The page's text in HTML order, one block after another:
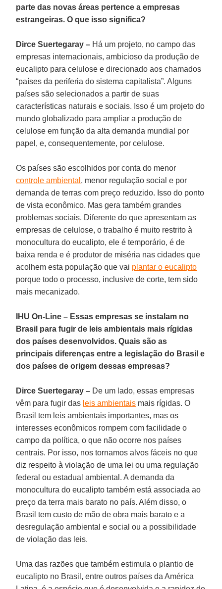
parte das novas áreas pertence a empresas
estrangeiras. O que isso significa?
Dirce Suertegaray – Há um projeto, no campo das
empresas internacionais, ambicioso da produção de
eucalipto para celulose e direcionado aos chamados
“países da periferia do sistema capitalista”. Alguns
países são selecionados a partir de suas
características naturais e sociais. Isso é um projeto do
mundo globalizado para ampliar a produção de
celulose em função da alta demanda mundial por
papel, e, consequentemente, por celulose.
Os países são escolhidos por conta do menor
controle ambiental , menor regulação social e por
demanda de terras com preço reduzido. Isso do ponto
de vista econômico. Mas gera também grandes
problemas sociais. Diferente do que apresentam as
empresas de celulose, o trabalho é muito restrito à
monocultura do eucalipto, ele é temporário, é de
baixa renda e é produtor de miséria nas cidades que
acolhem esta população que vai plantar o eucalipto
porque todo o processo, inclusive de corte, tem sido
mais mecanizado.
IHU On-Line – Essas empresas se instalam no
Brasil para fugir de leis ambientais mais rígidas
dos países desenvolvidos. Quais são as
principais diferenças entre a legislação do Brasil e
dos países de origem dessas empresas?
Dirce Suertegaray – De um lado, essas empresas
vêm para fugir das leis ambientais mais rígidas. O
Brasil tem leis ambientais importantes, mas os
interesses econômicos rompem com facilidade o
campo da política, o que não ocorre nos países
centrais. Por isso, nos tornamos alvos fáceis no que
diz respeito à violação de uma lei ou uma regulação
federal ou estadual ambiental. A demanda da
monocultura do eucalipto também está associada ao
preço da terra mais barato no país. Além disso, o
Brasil tem custo de mão de obra mais barato e a
desregulação ambiental e social ou a possibilidade
de violação das leis.
Uma das razões que também estimula o plantio de
eucalipto no Brasil, entre outros países da América